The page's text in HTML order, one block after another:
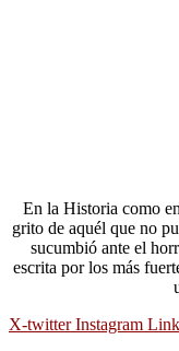
En la Historia como
grito de aquél que no
sucumbió ante el
escrita por los más
X-twitter Instagram